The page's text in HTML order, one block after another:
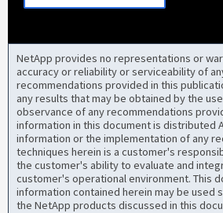
NetApp provides no representations or
accuracy or reliability or serviceability of
recommendations provided in this
any results that may be obtained by the
observance of any recommendations
information in this document is distributed
information or the implementation of any
techniques herein is a customer's
the customer's ability to evaluate and
customer's operational environment. This
information contained herein may be used
the NetApp products discussed in this